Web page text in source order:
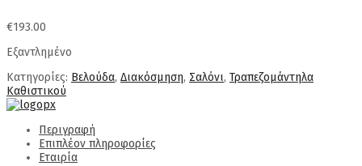
€193.00
Εξαντλημένο
Κατηγορίες: Βελούδα, Διακόσμηση, Σαλόνι, Τραπεζομάντηλα
Καθιστικού
Περιγραφή
Επιπλέον πληροφορίες
Εταιρία